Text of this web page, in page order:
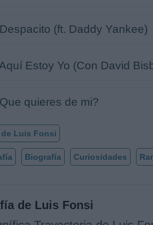
(ft. Daddy Yankee)
Estoy Yo (Con David
quieres de mi?
Luis Fonsi
Biografía Curiosidades
de Luis Fonsi